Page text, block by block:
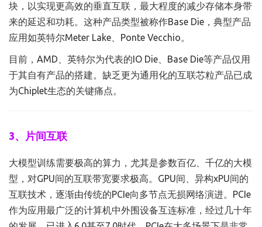
块，以实现更高效的垂直互联，最大程度的减少存储本身带
来的延迟和功耗。这种产品类型被称作Base Die，典型产品
应用如英特尔Meter Lake、Ponte Vecchio。
目前，AMD、英特尔为代表的IO Die、Base Die等产品仅用
于其自有产品的搭建。缺乏更为通用化的互联芯粒产品已成
为Chiplet生态的关键痛点。
3、片间互联
大模型训练需要极高的算力，尤其是参数百亿、千亿的大模
型，对GPU间的互联带宽要求极高。GPU间、异构xPU间的
互联技术，逐渐由传统的PCIe向多节点无损网络演进。PCIe
作为应用最广泛的计算机中外围设备互连标准，经过几十年